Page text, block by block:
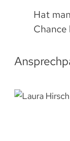
Hat
Chance